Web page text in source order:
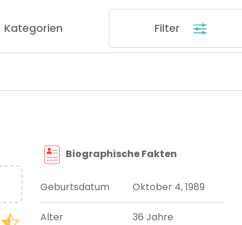
Kategorien Filter
Biographische Fakten
Geburtsdatum Oktober 4, 1989
Alter 36 Jahre